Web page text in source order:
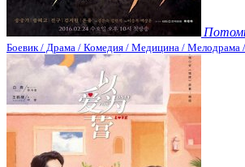
Боевик / Драма / Комедия / Медицина / Мелодрама